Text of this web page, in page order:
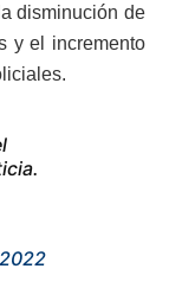
disminución de
y el incremento